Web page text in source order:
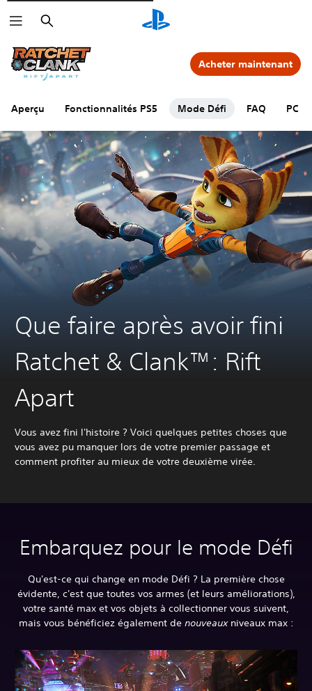
Rechercher
Aperçu Fonctionnalités PS5 Mode Défi FAQ PC
Acheter maintenant
Que faire après avoir fini
Ratchet & Clank™: Rift
Apart
Vous avez fini l'histoire ? Voici quelques petites choses que
vous avez pu manquer lors de votre premier passage et
comment profiter au mieux de votre deuxième virée.
Embarquez pour le mode Défi
Qu'est-ce qui change en mode Défi ? La première chose
évidente, c'est que toutes vos armes (et leurs améliorations),
votre santé max et vos objets à collectionner vous suivent,
mais vous bénéficiez également de nouveaux niveaux max :